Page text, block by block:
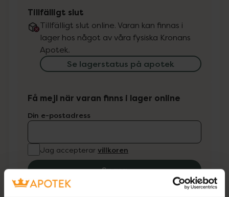
Tillfälligt slut
Tillfälligt slut online. Varan kan finnas i
lager hos något av våra fysiska Kronans
Apotek.
Se lagerstatus på apotek
Få mejl när varan finns i lager online
Din e-postadress
Jag accepterar villkoren
Spara